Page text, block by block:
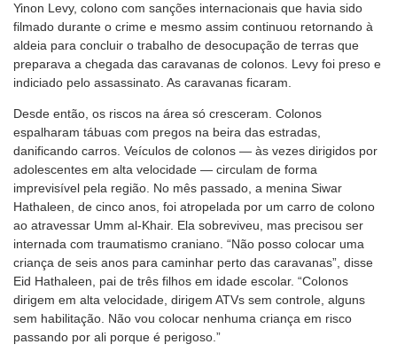
Yinon Levy, colono com sanções internacionais que havia sido
filmado durante o crime e mesmo assim continuou retornando à
aldeia para concluir o trabalho de desocupação de terras que
preparava a chegada das caravanas de colonos. Levy foi preso e
indiciado pelo assassinato. As caravanas ficaram.
Desde então, os riscos na área só cresceram. Colonos
espalharam tábuas com pregos na beira das estradas,
danificando carros. Veículos de colonos — às vezes dirigidos por
adolescentes em alta velocidade — circulam de forma
imprevisível pela região. No mês passado, a menina Siwar
Hathaleen, de cinco anos, foi atropelada por um carro de colono
ao atravessar Umm al-Khair. Ela sobreviveu, mas precisou ser
internada com traumatismo craniano. “Não posso colocar uma
criança de seis anos para caminhar perto das caravanas”, disse
Eid Hathaleen, pai de três filhos em idade escolar. “Colonos
dirigem em alta velocidade, dirigem ATVs sem controle, alguns
sem habilitação. Não vou colocar nenhuma criança em risco
passando por ali porque é perigoso.”